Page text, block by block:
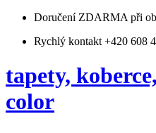
Doručení ZDARMA při
Rychlý kontakt +420 608
tapety,
color